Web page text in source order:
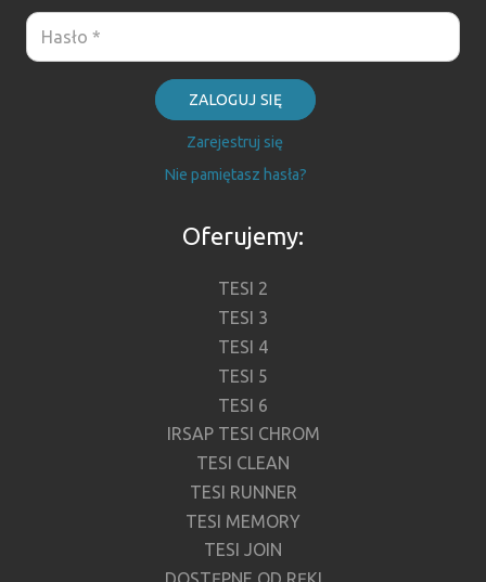
ZALOGUJ SIĘ
Zarejestruj się
Nie pamiętasz hasła?
Oferujemy:
TESI 2
TESI 3
TESI 4
TESI 5
TESI 6
IRSAP TESI CHROM
TESI CLEAN
TESI RUNNER
TESI MEMORY
TESI JOIN